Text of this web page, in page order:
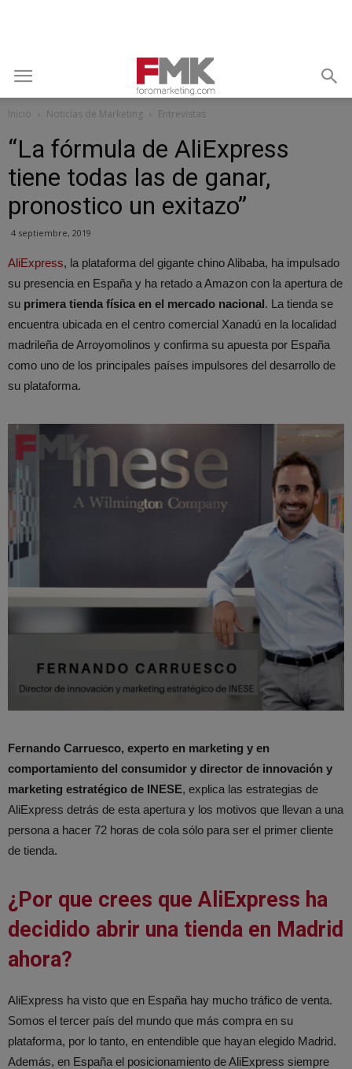
Inicio Noticias de Marketing Entrevistas
“La fórmula de AliExpress
tiene todas las de ganar,
pronostico un exitazo”
4 septiembre, 2019
AliExpress, la plataforma del gigante chino Alibaba, ha impulsado
su presencia en España y ha retado a Amazon con la apertura de
su primera tienda física en el mercado nacional. La tienda se
encuentra ubicada en el centro comercial Xanadú en la localidad
madrileña de Arroyomolinos y confirma su apuesta por España
como uno de los principales países impulsores del desarrollo de
su plataforma.
Fernando Carruesco, experto en marketing y en
comportamiento del consumidor y director de innovación y
marketing estratégico de INESE, explica las estrategias de
AliExpress detrás de esta apertura y los motivos que llevan a una
persona a hacer 72 horas de cola sólo para ser el primer cliente
de tienda.
¿Por que crees que AliExpress ha
decidido abrir una tienda en Madrid
ahora?
AliExpress ha visto que en España hay mucho tráfico de venta.
Somos el tercer país del mundo que más compra en su
plataforma, por lo tanto, en entendible que hayan elegido Madrid.
Además, en España el posicionamiento de AliExpress siempre